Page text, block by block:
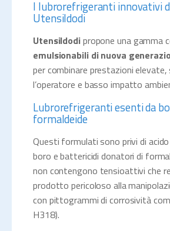
I lubrorefrigeranti innovativi
Utensildodi
Utensildodipropone una gamma
emulsionabili di nuova
per combinare prestazioni elevate,
l’operatore e basso impatto
Lubrorefrigeranti esenti da
formaldeide
Questi formulati sono privi di
boro e battericidi donatori di
non contengono tensioattivi che
prodotto pericoloso alla
con pittogrammi di corrosività
H318).